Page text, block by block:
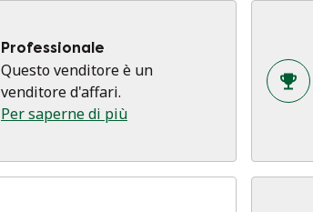
Professionale
Questo venditore è un
venditore d'affari.
Per saperne di più